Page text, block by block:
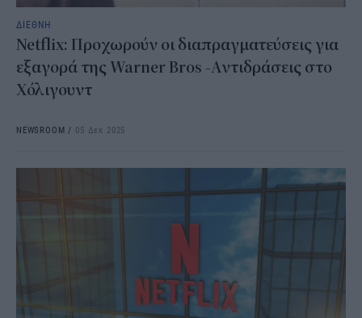
ΔΙΕΘΝΗ
Netflix: Προχωρούν οι διαπραγματεύσεις για
εξαγορά της Warner Bros -Αντιδράσεις στο
Χόλιγουντ
NEWSROOM / 05 Δεκ 2025